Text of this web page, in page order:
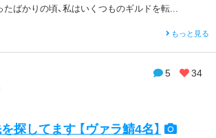
ばかりの頃、私はいくつものギルドを転...
もっと見る
5 34
探してます 【ヴァラ鯖4名】